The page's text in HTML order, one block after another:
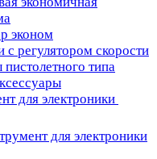
эконом
регулятором скорости
типа
для электроники
для электроники